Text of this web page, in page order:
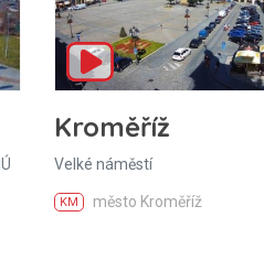
Kroměříž
Velké náměstí
KM město Kroměříž